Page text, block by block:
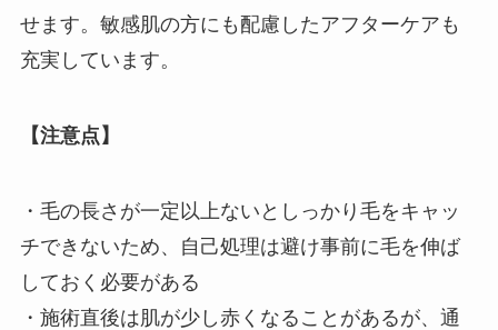
せます。敏感肌の方にも配慮したアフターケアも
充実しています。
【注意点】
・毛の長さが一定以上ないとしっかり毛をキャッ
チできないため、自己処理は避け事前に毛を伸ば
しておく必要がある
・施術直後は肌が少し赤くなることがあるが、通